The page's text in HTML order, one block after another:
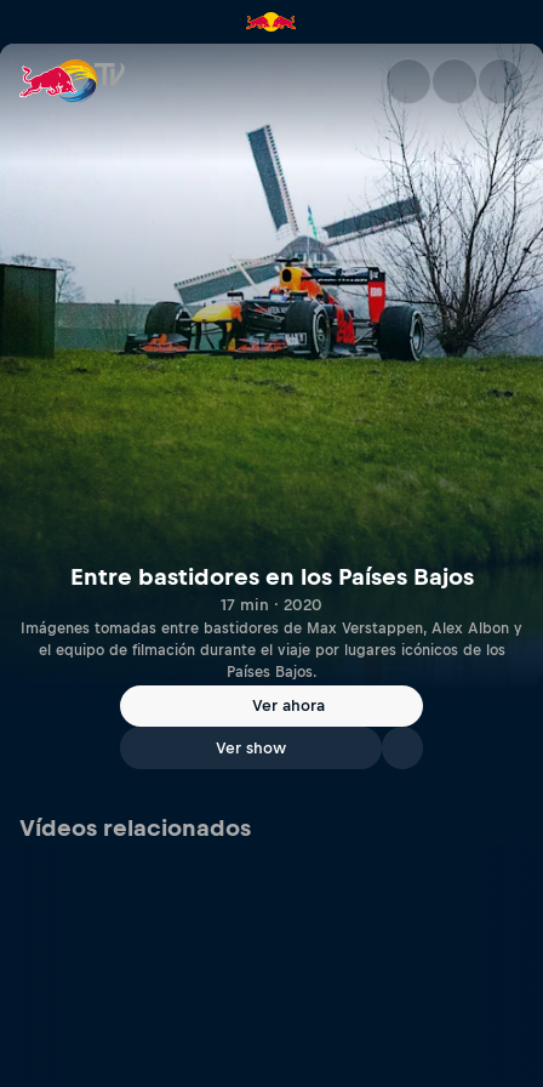
Entre bastidores en los
Entre bastidores en los Países Bajos
17 min · 2020
Imágenes tomadas entre bastidores de Max Verstappen, Alex Albon y
el equipo de filmación durante el viaje por lugares icónicos de los
Países Bajos.
Ver ahora
Ver show
Vídeos relacionados